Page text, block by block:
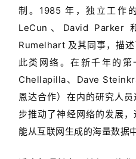
制。1985 年，独立工作
LeCun、David Parker
Rumelhart 及其同事，描
此类网络。在新千年的
Chellapilla、Dave
恩达合作）在内的研究人
步推动了神经网络的发展
能从互联网生成的海量数据